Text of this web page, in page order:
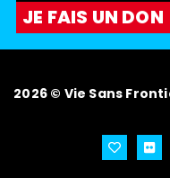
JE FAIS UN DON
2026 © Vie Sans